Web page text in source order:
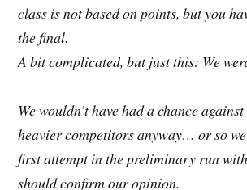
class is not based on points, but you
the final.
A bit complicated, but just this: We
We wouldn’t have had a chance
heavier competitors anyway… or so
first attempt in the preliminary run
should confirm our opinion.